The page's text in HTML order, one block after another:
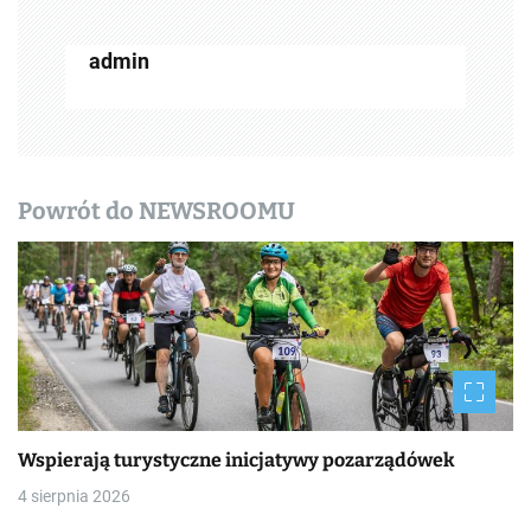
y
admin
Powrót do NEWSROOMU
Wspierają turystyczne inicjatywy pozarządówek
4 sierpnia 2026